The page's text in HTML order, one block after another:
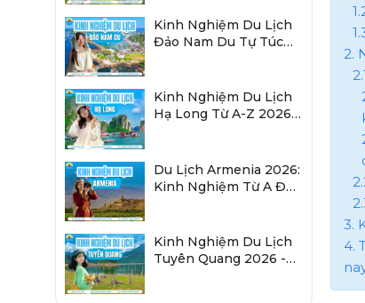
2.
3.
4.
Kinh Nghiệm Du Lịch
Đảo Nam Du Tự Túc
Kinh Nghiệm Du Lịch
Hạ Long Từ A-Z 2026:
Du Lịch Armenia 2026:
Kinh Nghiệm Từ A Đến
Kinh Nghiệm Du Lịch
Tuyên Quang 2026 -